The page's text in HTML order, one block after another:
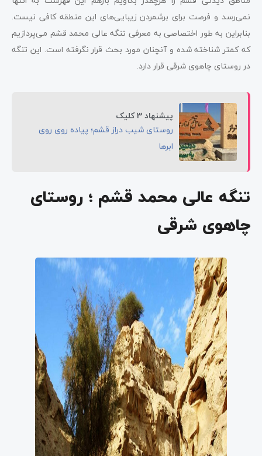
نمی‌رسد و فرصت برای برشمردن زیبایی‌های این منطقه کافی نیست.
بنابراین به طور اختصاصی به معرفی تنگه عالی محمد قشم می‌پردازیم
که کمتر شناخته شده و آنچنان مورد بحث قرار نگرفته است. این تنگه
در روستای چاهوی شرقی قرار دارد.
پیشنهاد 3 کلیک
روستای شیب دراز قشم؛ پیاده روی روی
ابرها
تنگه عالی محمد قشم ؛ روستای
چاهوی شرقی